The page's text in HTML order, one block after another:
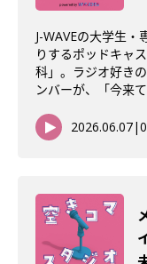
J-WAVEの大学生
りするポッドキャ
科」。ラジオ好き
ンバーが、「今来
2026.06.07|